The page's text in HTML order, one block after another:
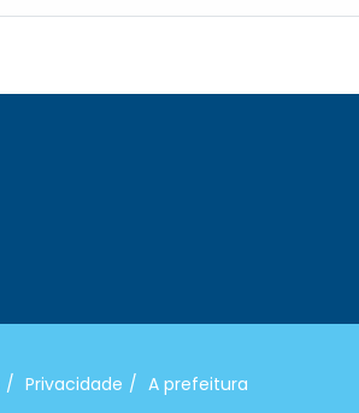
Privacidade A prefeitura